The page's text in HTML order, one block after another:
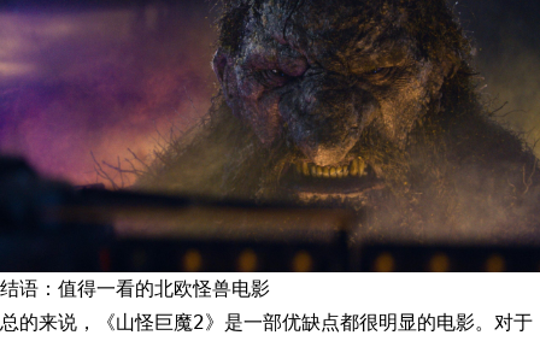
结语：值得一看的北欧怪兽电影
总的来说，《山怪巨魔2》是一部优缺点都很明显的电影。对于